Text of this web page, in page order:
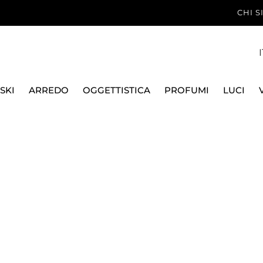
CHI
ARREDO OGGETTISTICA PROFUMI LUCI